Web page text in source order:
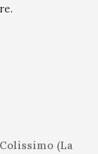
Colissimo (La